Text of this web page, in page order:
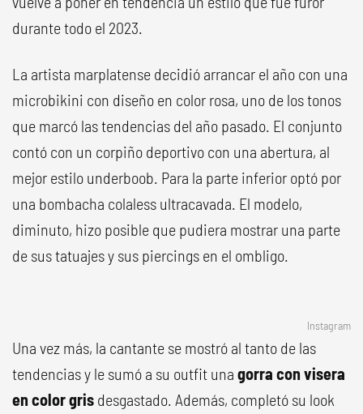
durante todo el 2023.
La artista marplatense decidió arrancar el año con una
microbikini con diseño en color rosa, uno de los tonos
que marcó las tendencias del año pasado. El conjunto
contó con un corpiño deportivo con una abertura, al
mejor estilo underboob. Para la parte inferior optó por
una bombacha colaless ultracavada. El modelo,
diminuto, hizo posible que pudiera mostrar una parte
de sus tatuajes y sus piercings en el ombligo.
Instagram
Una vez más, la cantante se mostró al tanto de las
tendencias y le sumó a su outfit una gorra con visera
en color gris desgastado. Además, completó su look